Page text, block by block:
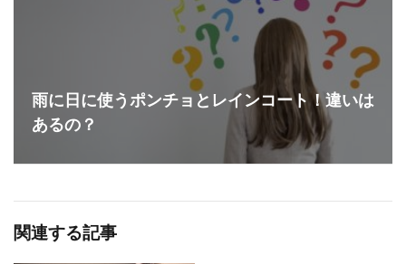
雨に日に使うポンチョとレインコート！違いは
あるの？
関連する記事